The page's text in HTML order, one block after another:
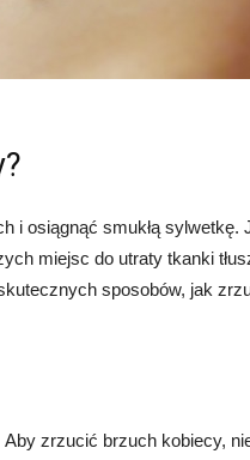
i osiągnąć smukłą sylwetkę.
miejsc do utraty tkanki
sposobów, jak
Aby zrzucić brzuch kobiecy,